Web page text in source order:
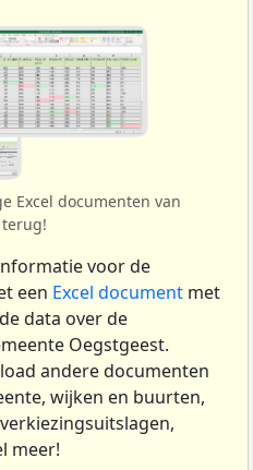
Excel documenten van
voor de
een Excel document met
data over de
Oegstgeest.
andere documenten
wijken en buurten,
meer!